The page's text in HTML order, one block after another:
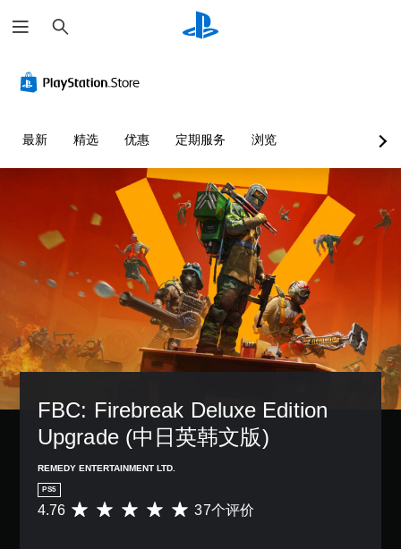
索
最新 精选 优惠 定期服务 浏览
FBC: Firebreak Deluxe Edition
Upgrade (中日英韩文版)
REMEDY ENTERTAINMENT LTD.
PS5
平
4.76 37个评价